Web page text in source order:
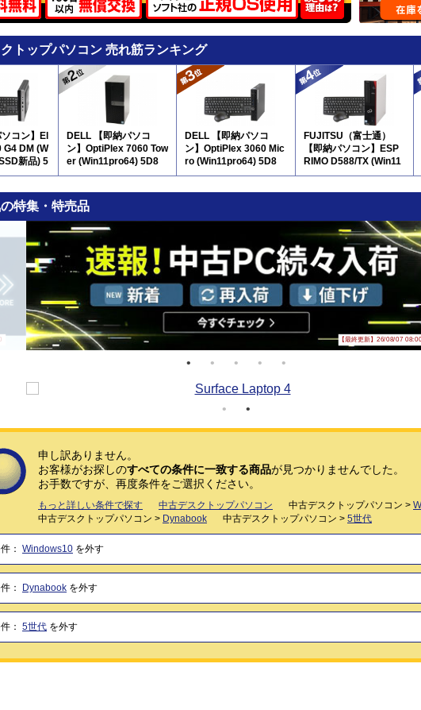
トップパソコン 売れ筋ランキング
コン】El
DM (W
新品) 5
DELL 【即納パソコ
ン】OptiPlex 7060 Tow
er (Win11pro64) 5D8
DELL 【即納パソコ
ン】OptiPlex 3060 Mic
ro (Win11pro64) 5D8
FUJITSU（富士通）
【即納パソコン】ESP
RIMO D588/TX (Win11
pro64) 5D8
の特集・特売品
【最終更新】26/08/07
申し訳ありません。
お客様がお探しのすべての条件に一致する商品が見つかりませんでした。
お手数ですが、再度条件をご選択ください。
もっと詳しい条件で探す 中古デスクトップパソコン 中古デスクトップパソコン >
中古デスクトップパソコン > Dynabook 中古デスクトップパソコン > 5世代
： Windows10 を外す
： Dynabook を外す
： 5世代 を外す